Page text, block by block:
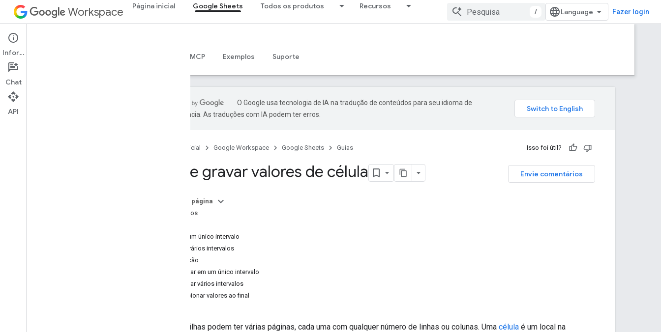
Workspace Página inicial Google Sheets Todos os produtos Recursos
/ Fazer login
Google Sheets
Visão geral Servidor MCP Exemplos Suporte
O Google usa tecnologia de IA na tradução de conteúdos para seu idioma de
preferência. As traduções com IA podem ter erros.
Página inicial Google Workspace Google Sheets Guias Isso foi útil?
Envie comentários
Ler e gravar valores de célula
Nesta página
Métodos
Ler um único intervalo
Ler vários intervalos
Gravação
Gravar em um único intervalo
Gravar vários intervalos
Adicionar valores ao final
As planilhas podem ter várias páginas, cada uma com qualquer número de linhas ou colunas. Uma célula é um local na
Informações
Chat
API